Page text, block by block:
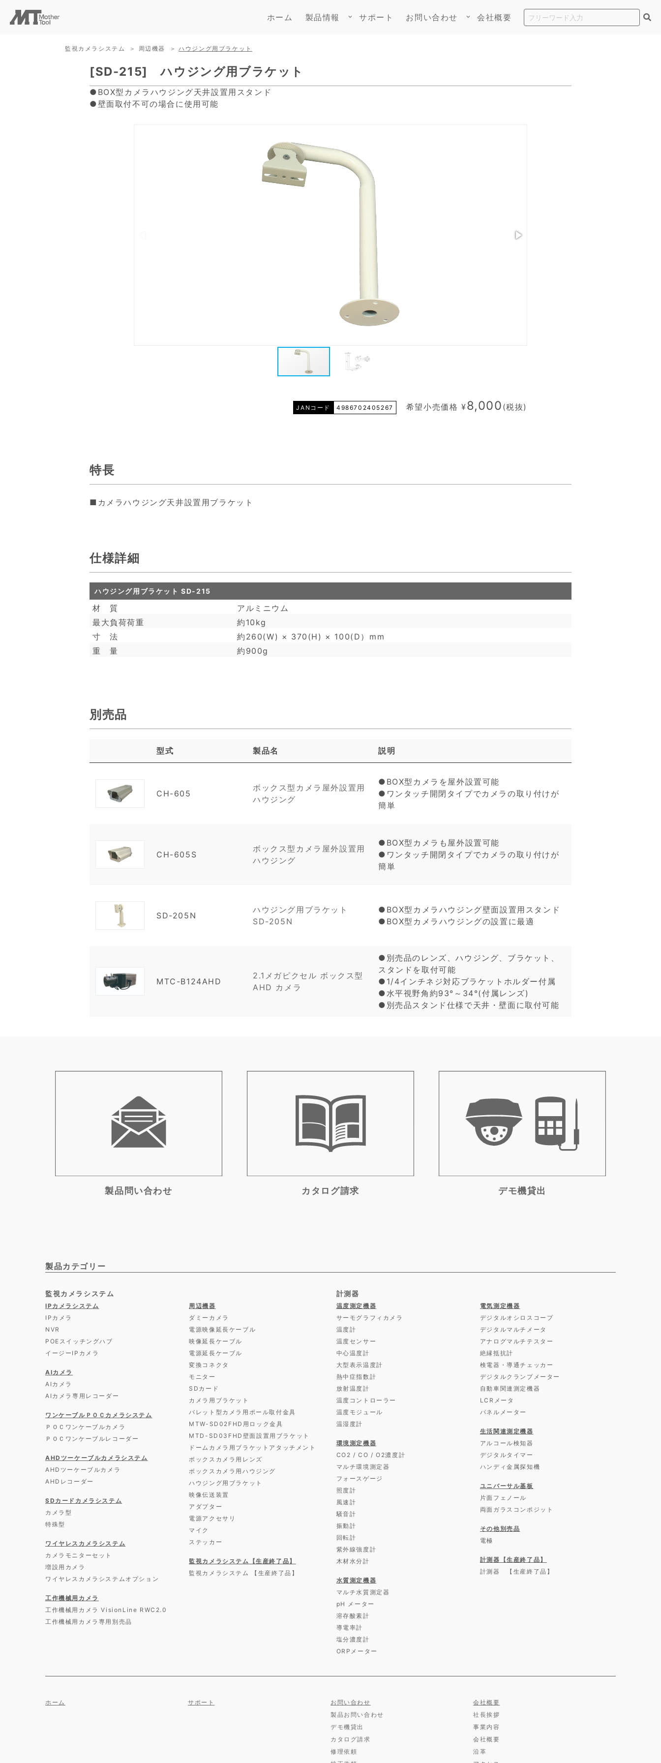
ホーム 製品情報 keyboard_arrow_down サポート お問い合わせ keyboard_arrow_down 会社概要
監視カメラシステム 周辺機器 ハウジング用ブラケット
[SD-215] ハウジング用ブラケット
●BOX型カメラハウジング天井設置用スタンド
●壁面取付不可の場合に使用可能
JANコード 4986702405267 希望小売価格 ¥8,000 (税抜)
特長
■カメラハウジング天井設置用ブラケット
仕様詳細
ハウジング用ブラケット SD-215
材 質
アルミニウム
最大負荷荷重
約10kg
寸 法
約260(W) × 370(H) × 100(D）mm
重 量
約900g
別売品
型式 製品名 説明
CH-605
ボックス型カメラ屋外設置用
ハウジング
●BOX型カメラを屋外設置可能
●ワンタッチ開閉タイプでカメラの取り付けが
簡単
CH-605S
ボックス型カメラ屋外設置用
ハウジング
●BOX型カメラも屋外設置可能
●ワンタッチ開閉タイプでカメラの取り付けが
簡単
SD-205N
ハウジング用ブラケット
SD-205N
●BOX型カメラハウジング壁面設置用スタンド
●BOX型カメラハウジングの設置に最適
MTC-B124AHD
2.1メガピクセル ボックス型
AHD カメラ
●別売品のレンズ、ハウジング、ブラケット、
スタンドを取付可能
●1/4インチネジ対応ブラケットホルダー付属
●水平視野角約93°～34°(付属レンズ)
●別売品スタンド仕様で天井・壁面に取付可能
製品問い合わせ カタログ請求 デモ機貸出
製品カテゴリー
監視カメラシステム
IPカメラシステム
IPカメラ
NVR
POEスイッチングハブ
イージーIPカメラ
AIカメラ
AIカメラ
AIカメラ専用レコーダー
ワンケーブルＰＯＣカメラシステム
ＰＯＣワンケーブルカメラ
ＰＯＣワンケーブルレコーダー
AHDツーケーブルカメラシステム
AHDツーケーブルカメラ
AHDレコーダー
SDカードカメラシステム
カメラ型
特殊型
ワイヤレスカメラシステム
カメラモニターセット
増設用カメラ
ワイヤレスカメラシステムオプション
工作機械用カメラ
工作機械用カメラ VisionLine RWC2.0
工作機械用カメラ専用別売品
周辺機器
ダミーカメラ
電源映像延長ケーブル
映像延長ケーブル
電源延長ケーブル
変換コネクタ
モニター
SDカード
カメラ用ブラケット
バレット型カメラ用ポール取付金具
MTW-SD02FHD用ロック金具
MTD-SD03FHD壁面設置用ブラケット
ドームカメラ用ブラケットアタッチメント
ボックスカメラ用レンズ
ボックスカメラ用ハウジング
ハウジング用ブラケット
映像伝送装置
アダプター
電源アクセサリ
マイク
ステッカー
監視カメラシステム【生産終了品】
監視カメラシステム 【生産終了品】
計測器
温度測定機器
サーモグラフィカメラ
温度計
温度センサー
中心温度計
大型表示温度計
熱中症指数計
放射温度計
温度コントローラー
温度モジュール
温湿度計
環境測定機器
CO2 / CO / O2濃度計
マルチ環境測定器
フォースゲージ
照度計
風速計
騒音計
振動計
回転計
紫外線強度計
木材水分計
水質測定機器
マルチ水質測定器
pH メーター
溶存酸素計
導電率計
塩分濃度計
ORPメーター
電気測定機器
デジタルオシロスコープ
デジタルマルチメータ
アナログマルチテスター
絶縁抵抗計
検電器・導通チェッカー
デジタルクランプメーター
自動車関連測定機器
LCRメータ
パネルメーター
生活関連測定機器
アルコール検知器
デジタルタイマー
ハンディ金属探知機
ユニバーサル基板
片面フェノール
両面ガラスコンポジット
その他別売品
電極
計測器【生産終了品】
計測器 【生産終了品】
ホーム サポート
お問い合わせ
製品お問い合わせ
デモ機貸出
カタログ請求
修理依頼
会社概要
社長挨拶
事業内容
会社概要
沿革